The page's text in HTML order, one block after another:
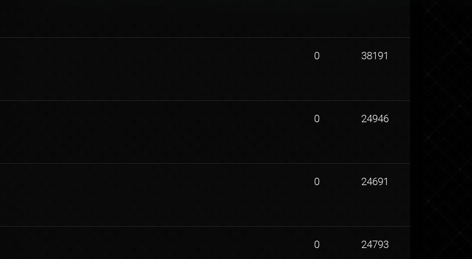
0 38191
0 24946
0 24691
0 24793